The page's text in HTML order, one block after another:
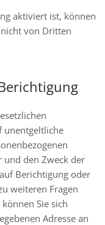
aktiviert ist, können
von Dritten
unentgeltliche
und den Zweck der
Berichtigung oder
weiteren Fragen
Sie sich
Adresse an